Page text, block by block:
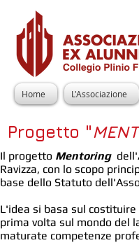
Home L'Associazione
Progetto "
Il progetto Mentoring
Ravizza, con lo scopo
base dello Statuto
L'idea si basa sul
prima volta sul mondo del
maturate competenze